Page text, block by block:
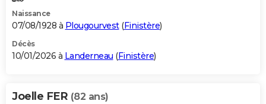
Naissance
07/08/1928 à Plougourvest(Finistère)
Décès
10/01/2026 à Landerneau (Finistère)
Joelle FER (82 ans)